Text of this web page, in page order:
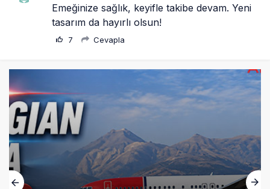
Emeğinize sağlık, keyifle takibe devam. Yeni
tasarım da hayırlı olsun!
7 Cevapla